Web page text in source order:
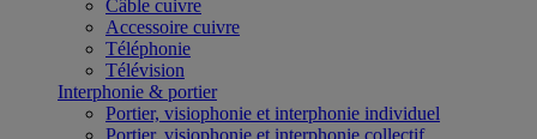
Câble cuivre
Accessoire cuivre
Téléphonie
Télévision
Interphonie & portier
Portier, visiophonie et interphonie individuel
Portier, visiophonie et interphonie collectif